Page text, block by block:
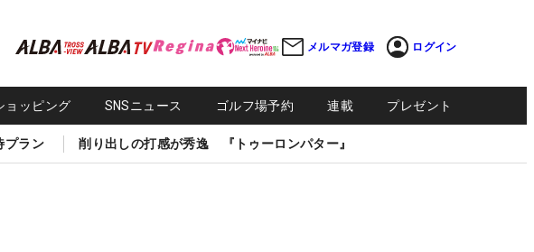
メルマガ登録 ログイン
ョッピング SNSニュース ゴルフ場予約 連載 プレゼント
プラン 削り出しの打感が秀逸 『トゥーロンパター』